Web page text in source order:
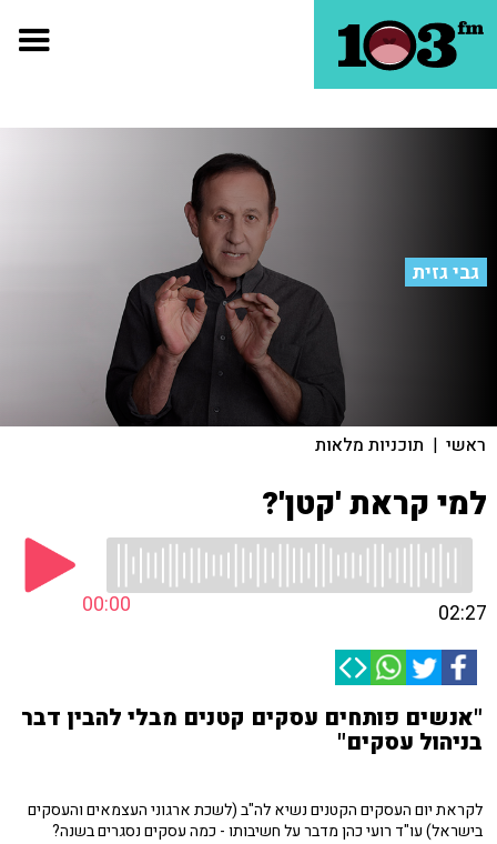
גבי גזית
ראשי | תוכניות מלאות
למי קראת 'קטן'?
00:00 02:27
"אנשים פותחים עסקים קטנים מבלי להבין דבר
בניהול עסקים"
לקראת יום העסקים הקטנים נשיא לה"ב (לשכת ארגוני העצמאים והעסקים
בישראל) עו"ד רועי כהן מדבר על חשיבותו - כמה עסקים נסגרים בשנה?